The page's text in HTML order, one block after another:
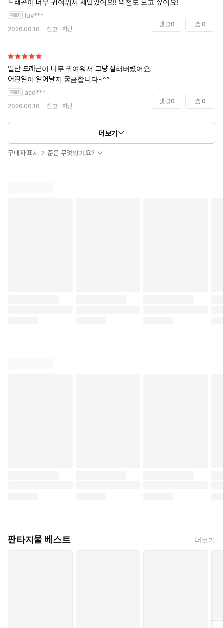
드래곤이 너무 귀여워서 재밌었어요!! 외전도 보고 싶어요!
luv***
2026.06.16 신고 차단
댓글0 0
일단 드래곤이 너무 귀여워서 그냥 질러버렸어요.
어떤일이 일어날지 궁금합니다~^^
acd***
2026.06.16 신고 차단
댓글0 0
더보기
구매자 표시 기준은 무엇인가요?
판타지물 베스트 더보기